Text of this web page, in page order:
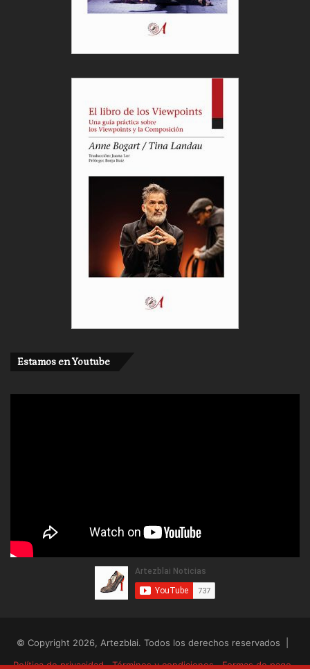
Estamos en Youtube
© Copyright 2026, Artezblai. Todos los derechos reservados |
Política de privacidad
Términos y condiciones Formas de pago